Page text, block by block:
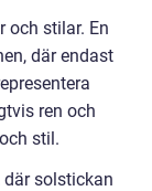
och stilar. En
där endast
ren och
stil.
där solstickan